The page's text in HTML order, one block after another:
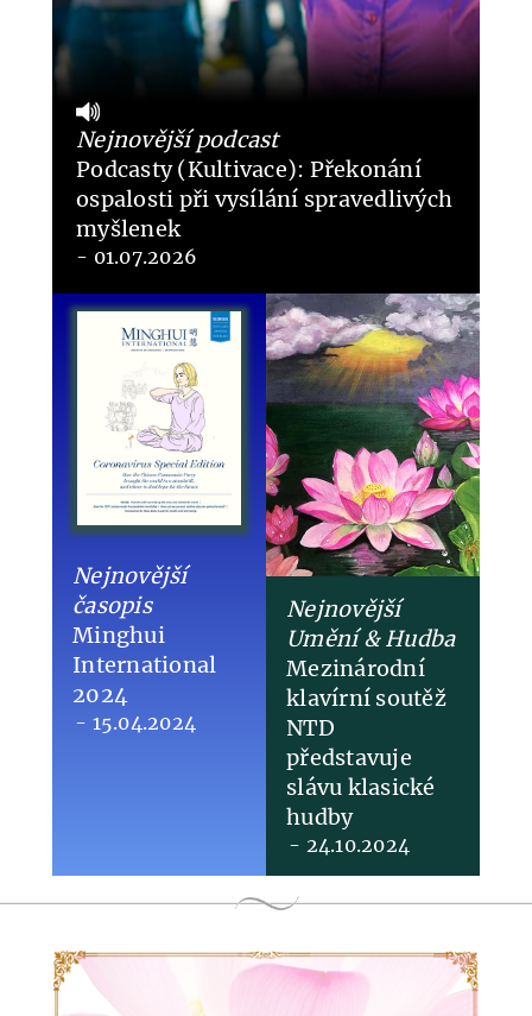
Nejnovější podcast
Podcasty (Kultivace): Překonání
ospalosti při vysílání spravedlivých
myšlenek
- 01.07.2026
Nejnovější
časopis
Minghui
International
2024
- 15.04.2024
Nejnovější
Umění & Hudba
​Mezinárodní
klavírní soutěž
NTD
představuje
slávu klasické
hudby
- 24.10.2024